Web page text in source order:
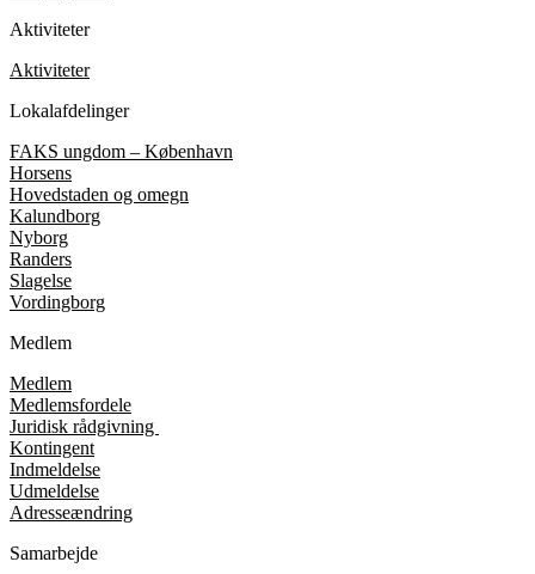
Aktiviteter
Aktiviteter
Lokalafdelinger
FAKS ungdom – København
Horsens
Hovedstaden og omegn
Kalundborg
Nyborg
Randers
Slagelse
Vordingborg
Medlem
Medlem
Medlemsfordele
Juridisk rådgivning
Kontingent
Indmeldelse
Udmeldelse
Adresseændring
Samarbejde